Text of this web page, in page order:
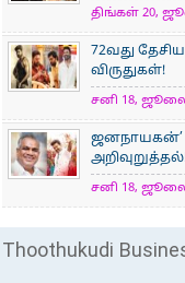
திங்கள் 20,
72வது
விருதுகள்!
சனி 18, ஜூலை
ஜனநாயகன்’
சனி 18, ஜூலை
Thoothukudi